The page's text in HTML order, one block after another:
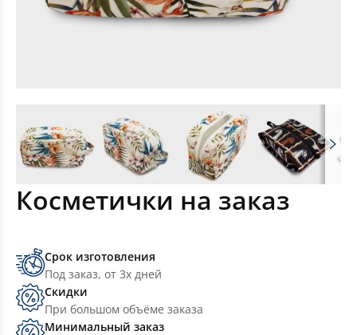
Косметички на заказ
Срок изготовления
Под заказ, от 3х дней
Скидки
При большом объёме заказа
Минимальный заказ